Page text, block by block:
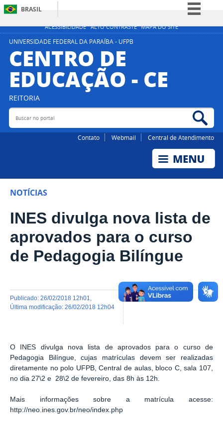
ACESSIBILIDADE ALTO CONTRASTE MAPA DO SITE
BRASIL
Simplifique!
Acesso à informação
Legislação
UNIVERSIDADE FEDERAL DA PARAÍBA - UFPB
CENTRO DE
EDUCAÇÃO - CE
REITORIA
Buscar no portal
Contato Webmail Central de Atendimento
NOTÍCIAS
INES divulga nova lista de
aprovados para o curso
de Pedagogia Bilíngue
publicado: 26/02/2018 12h01
última modificação: 26/02/2018 12h04
O INES divulga nova lista de aprovados para o curso de
Pedagogia Bilíngue, cujas matrículas devem ser realizadas
diretamente no polo UFPB, Central de aulas, bloco C, sala 107,
no dia 27\2 e 28\2 de fevereiro, das 8h às 12h.
Mais informações sobre a matrícula acesse:
http://neo.ines.gov.br/neo/index.php